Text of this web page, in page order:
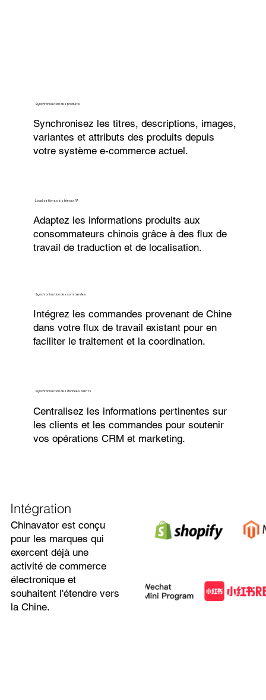
Synchronisation des produits
Synchronisez les titres, descriptions, images,
variantes et attributs des produits depuis
votre système e-commerce actuel.
Localisation assistée par l’IA
Adaptez les informations produits aux
consommateurs chinois grâce à des flux de
travail de traduction et de localisation.
Synchronisation des commandes
Intégrez les commandes provenant de Chine
dans votre flux de travail existant pour en
faciliter le traitement et la coordination.
Synchronisation des données clients
Centralisez les informations pertinentes sur
les clients et les commandes pour soutenir
vos opérations CRM et marketing.
Intégration
Chinavator est conçu
pour les marques qui
exercent déjà une
activité de commerce
électronique et
souhaitent l'étendre vers
la Chine.